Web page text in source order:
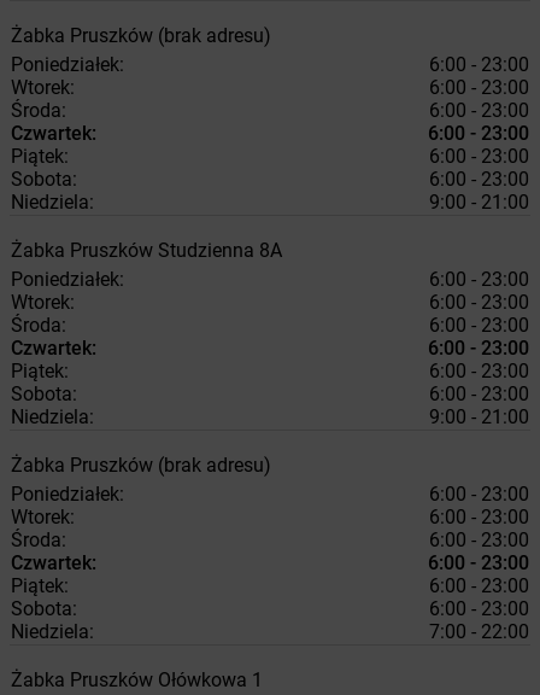
Żabka Pruszków (brak adresu)
Poniedziałek:
6:00 - 23:00
Wtorek:
6:00 - 23:00
Środa:
6:00 - 23:00
Czwartek:
6:00 - 23:00
Piątek:
6:00 - 23:00
Sobota:
6:00 - 23:00
Niedziela:
9:00 - 21:00
Żabka Pruszków Studzienna 8A
Poniedziałek:
6:00 - 23:00
Wtorek:
6:00 - 23:00
Środa:
6:00 - 23:00
Czwartek:
6:00 - 23:00
Piątek:
6:00 - 23:00
Sobota:
6:00 - 23:00
Niedziela:
9:00 - 21:00
Żabka Pruszków (brak adresu)
Poniedziałek:
6:00 - 23:00
Wtorek:
6:00 - 23:00
Środa:
6:00 - 23:00
Czwartek:
6:00 - 23:00
Piątek:
6:00 - 23:00
Sobota:
6:00 - 23:00
Niedziela:
7:00 - 22:00
Żabka Pruszków Ołówkowa 1